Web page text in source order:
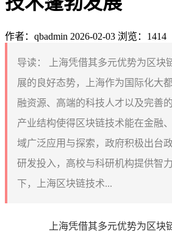
作者：qbadmin 2026-02-03 浏览：1414
导读：
上海凭借其多元优势为区块
展的良好态势，上海作为国际化大
融资源、高端的科技人才以及完善
产业结构使得区块链技术能在金融
域广泛应用与探索，政府积极出台
研发投入，高校与科研机构提供智
下，上海区块链技术...
上海凭借其多元优势为区块